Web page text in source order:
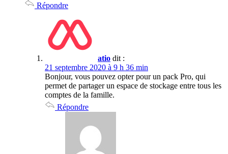
Répondre
atio dit :
21 septembre 2020 à 9 h 36 min
Bonjour, vous pouvez opter pour un pack Pro, qui
permet de partager un espace de stockage entre tous les
comptes de la famille.
Répondre